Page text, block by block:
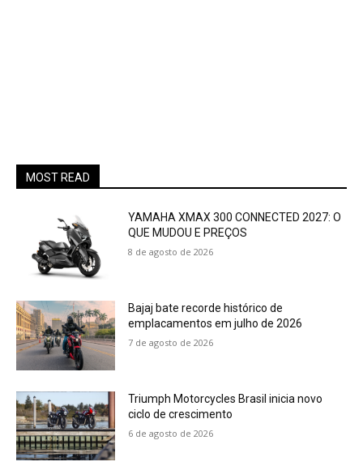
MOST READ
YAMAHA XMAX 300 CONNECTED 2027: O
QUE MUDOU E PREÇOS
8 de agosto de 2026
Bajaj bate recorde histórico de
emplacamentos em julho de 2026
7 de agosto de 2026
Triumph Motorcycles Brasil inicia novo
ciclo de crescimento
6 de agosto de 2026